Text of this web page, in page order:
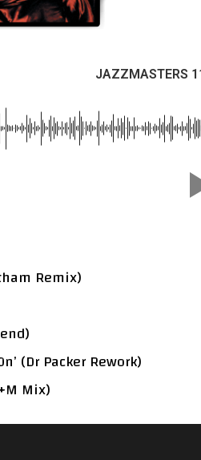
JAZZMASTERS
Remix)
(Dr Packer Rework)
Mix)